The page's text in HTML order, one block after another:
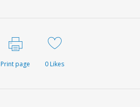
Print page 0Likes